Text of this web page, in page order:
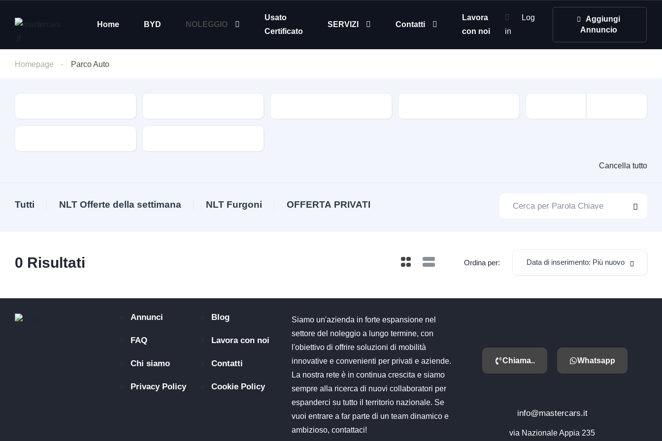
Home BYD NOLEGGIO
Usato
Certificato
SERVIZI Contatti
Lavora
con noi
Log
in
Aggiungi
Annuncio
Homepage Parco Auto
Cancella tutto
Tutti NLT Offerte della settimana NLT Furgoni OFFERTA PRIVATI
0 Risultati Ordina per: Data di inserimento: Più nuovo
Annunci Blog
FAQ Lavora con noi
Chi siamo Contatti
Privacy Policy Cookie Policy
Siamo un'azienda in forte espansione nel
settore del noleggio a lungo termine, con
l'obiettivo di offrire soluzioni di mobilità
innovative e convenienti per privati e aziende.
La nostra rete è in continua crescita e siamo
sempre alla ricerca di nuovi collaboratori per
espanderci su tutto il territorio nazionale. Se
vuoi entrare a far parte di un team dinamico e
ambizioso, contattaci!
Chiama.. Whatsapp
info@mastercars.it
via Nazionale Appia 235